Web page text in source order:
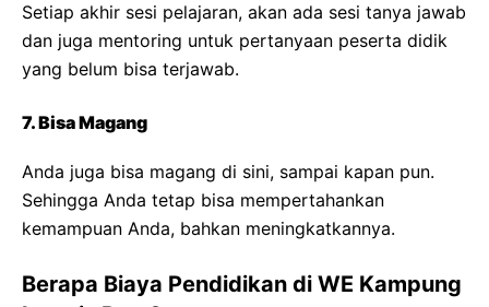
Setiap akhir sesi pelajaran, akan ada sesi tanya jawab
dan juga mentoring untuk pertanyaan peserta didik
yang belum bisa terjawab.
7. Bisa Magang
Anda juga bisa magang di sini, sampai kapan pun.
Sehingga Anda tetap bisa mempertahankan
kemampuan Anda, bahkan meningkatkannya.
Berapa Biaya Pendidikan di WE Kampung